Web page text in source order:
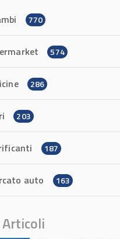
770
574
286
203
187
auto 163